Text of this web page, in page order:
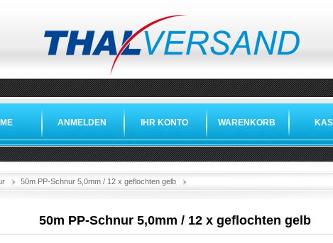
ANMELDEN IHR KONTO WARENKORB
50m PP-Schnur 5,0mm / 12 x geflochten gelb
50m PP-Schnur 5,0mm / 12 x geflochten gelb